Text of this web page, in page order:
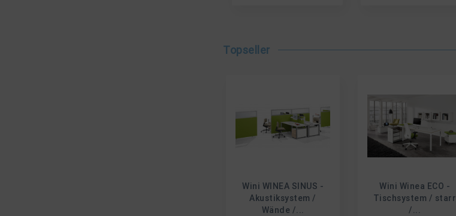
Topseller
Wini WINEA SINUS -
Akustiksystem /
Wände /...
Wini Winea ECO -
Tischsystem / starr
/...